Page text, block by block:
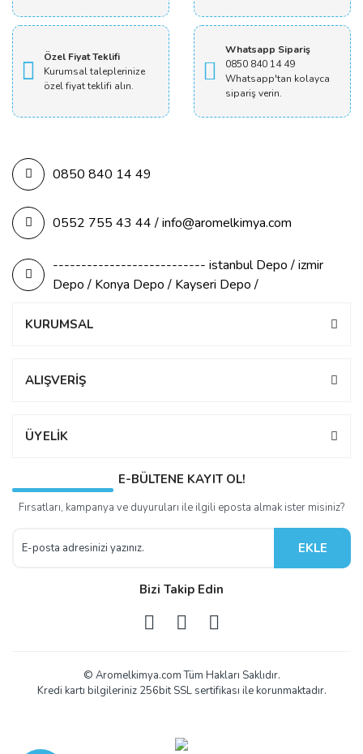
Özel Fiyat Teklifi
Kurumsal taleplerinize
özel fiyat teklifi alın.
Whatsapp Sipariş
0850 840 14 49
Whatsapp'tan kolayca
sipariş verin.
0850 840 14 49
0552 755 43 44 / info@aromelkimya.com
--------------------------- istanbul Depo / izmir
Depo / Konya Depo / Kayseri Depo /
KURUMSAL
ALIŞVERİŞ
ÜYELİK
E-BÜLTENE KAYIT OL!
Fırsatları, kampanya ve duyuruları ile ilgili eposta almak ister misiniz?
EKLE
Bizi Takip Edin
© Aromelkimya.com Tüm Hakları Saklıdır.
Kredi kartı bilgileriniz 256bit SSL sertifikası ile korunmaktadır.